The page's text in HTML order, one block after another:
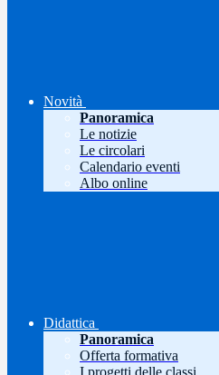
Novità
Panoramica
Le notizie
Le circolari
Calendario eventi
Albo online
Didattica
Panoramica
Offerta formativa